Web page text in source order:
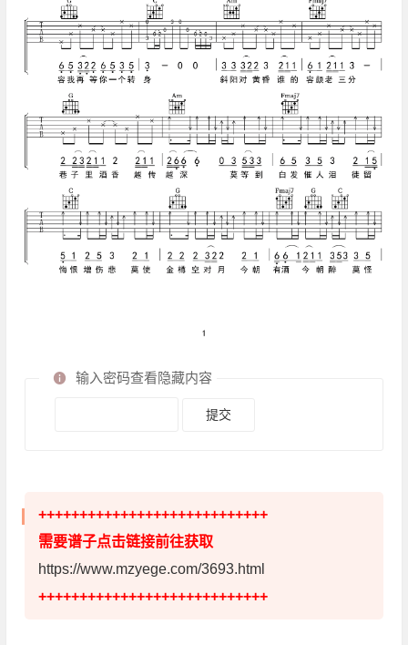
输入密码查看隐藏内容
++++++++++++++++++++++++++++
需要谱子点击链接前往获取
https://www.mzyege.com/3693.html
++++++++++++++++++++++++++++